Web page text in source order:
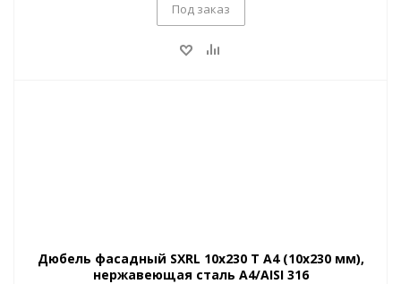
Под заказ
Дюбель фасадный SXRL 10x230 T A4 (10x230 мм),
нержавеющая сталь A4/AISI 316